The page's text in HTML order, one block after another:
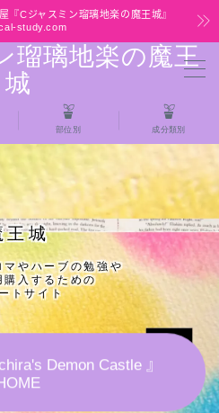
『Cジャスミン瑠璃地楽の魔王城』
study.com
璃地楽の魔王
城
イス基材 プチ辞典ク
ク
部位別 成分類別
王城
マやハーブの勉強や
購入するための
トサイト
Demon Castle 』